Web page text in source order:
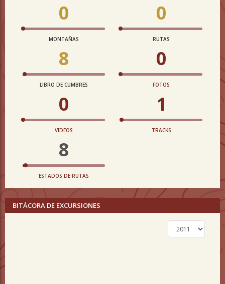
0
MONTAÑAS
0
RUTAS
8
LIBRO DE CUMBRES
0
FOTOS
0
VIDEOS
1
TRACKS
8
ESTADOS DE RUTAS
BITÁCORA DE EXCURSIONES